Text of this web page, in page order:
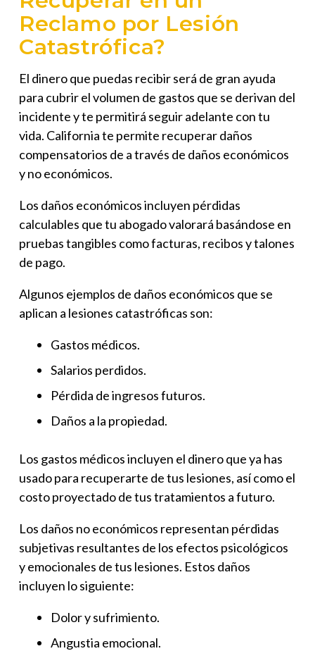
Reclamo por Lesión
Catastrófica?
El dinero que puedas recibir será de gran ayuda
para cubrir el volumen de gastos que se derivan del
incidente y te permitirá seguir adelante con tu
vida. California te permite recuperar daños
compensatorios de a través de daños económicos
y no económicos.
Los daños económicos incluyen pérdidas
calculables que tu abogado valorará basándose en
pruebas tangibles como facturas, recibos y talones
de pago.
Algunos ejemplos de daños económicos que se
aplican a lesiones catastróficas son:
Gastos médicos.
Salarios perdidos.
Pérdida de ingresos futuros.
Daños a la propiedad.
Los gastos médicos incluyen el dinero que ya has
usado para recuperarte de tus lesiones, así como el
costo proyectado de tus tratamientos a futuro.
Los daños no económicos representan pérdidas
subjetivas resultantes de los efectos psicológicos
y emocionales de tus lesiones. Estos daños
incluyen lo siguiente:
Dolor y sufrimiento.
Angustia emocional.